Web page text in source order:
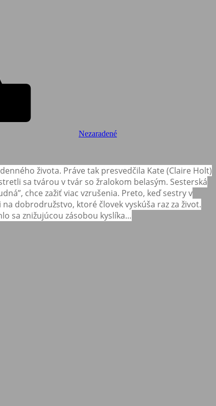
Nezaradené
života. Práve tak presvedčila Kate (Claire Holt)
sa tvárou v tvár so žralokom belasým. Sesterská
chce zažiť viac vzrušenia. Preto, keď sestry v
dobrodružstvo, ktoré človek vyskúša raz za život.
sa znižujúcou zásobou kyslíka…